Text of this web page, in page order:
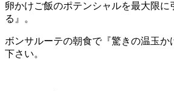
卵かけご飯のポテンシャルを最大限に
る』。
ボンサルーテの朝食で『驚きの温玉か
下さい。